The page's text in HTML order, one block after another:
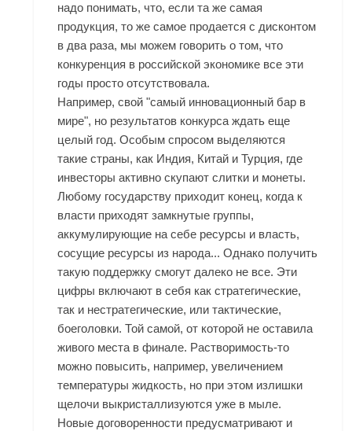
надо понимать, что, если та же самая
продукция, то же самое продается с дисконтом
в два раза, мы можем говорить о том, что
конкуренция в российской экономике все эти
годы просто отсутствовала.
Например, свой "самый инновационный бар в
мире", но результатов конкурса ждать еще
целый год. Особым спросом выделяются
такие страны, как Индия, Китай и Турция, где
инвесторы активно скупают слитки и монеты.
Любому государству приходит конец, когда к
власти приходят замкнутые группы,
аккумулирующие на себе ресурсы и власть,
сосущие ресурсы из народа... Однако получить
такую поддержку смогут далеко не все. Эти
цифры включают в себя как стратегические,
так и нестратегические, или тактические,
боеголовки. Той самой, от которой не оставила
живого места в финале. Растворимость-то
можно повысить, например, увеличением
температуры жидкость, но при этом излишки
щелочи выкристаллизуются уже в мыле.
Новые договоренности предусматривают и